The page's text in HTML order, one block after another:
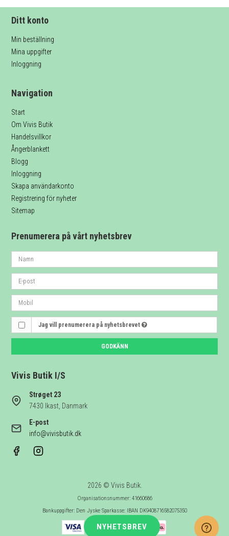
Ditt konto
Min beställning
Mina uppgifter
Inloggning
Navigation
Start
Om Vivis Butik
Handelsvillkor
Ångerblankett
Blogg
Inloggning
Skapa användarkonto
Registrering för nyheter
Sitemap
Prenumerera på vårt nyhetsbrev
Jag vill prenumerera på nyhetsbrevet
GODKÄNN
Vivis Butik I/S
Strøget 23
7430 Ikast, Danmark
E-post
info@vivisbutik.dk
2026 © Vivis Butik.
Organisationsnummer: 41660686
Bankuppgifter: Den Jyske Sparkasse: IBAN DK9408716582075350
NYHETSBREV